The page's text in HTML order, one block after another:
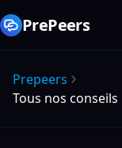
PrePeers
Prepeers
Tous nos